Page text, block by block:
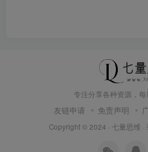
专注分享各种资源，每
友链申请 免责声明
Copyright © 2024 · 七量思维 ·